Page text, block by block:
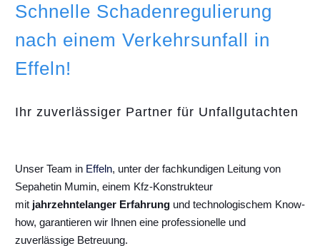
Schnelle Schadenregulierung
nach einem Verkehrsunfall in
Effeln!
Ihr zuverlässiger Partner für Unfallgutachten
Unser Team in Effeln, unter der fachkundigen Leitung von
Sepahetin Mumin, einem Kfz-Konstrukteur
mit jahrzehntelanger Erfahrung und technologischem Know-
how, garantieren wir Ihnen eine professionelle und
zuverlässige Betreuung.